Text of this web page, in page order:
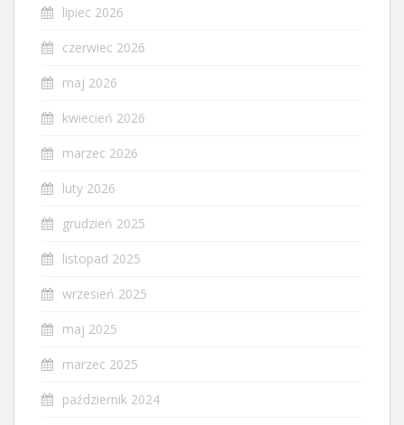
lipiec 2026
czerwiec 2026
maj 2026
kwiecień 2026
marzec 2026
luty 2026
grudzień 2025
listopad 2025
wrzesień 2025
maj 2025
marzec 2025
październik 2024